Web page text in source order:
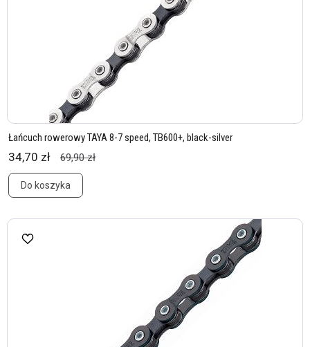
Łańcuch rowerowy TAYA 8-7 speed, TB600+, black-silver
34,70 zł 69,90 zł
Do koszyka